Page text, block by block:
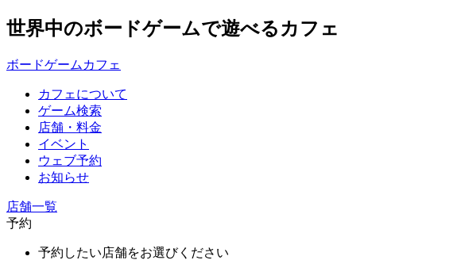
世界中のボードゲームで遊べるカフェ
ボードゲームカフェ
カフェについて
ゲーム検索
店舗・料金
イベント
ウェブ予約
お知らせ
店舗一覧
予約
予約したい店舗をお選びください